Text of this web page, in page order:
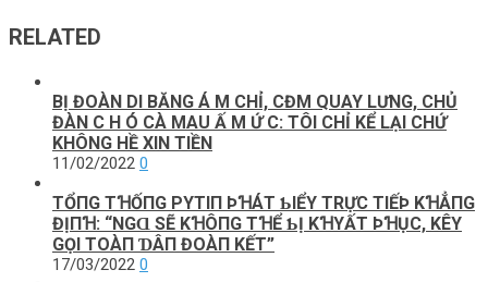
RELATED
BỊ ĐOÀN DI BĂNG Á M CHỈ, CĐM QUAY LƯNG, CHỦ
ĐÀN C H Ó CÀ MAU Ấ M Ứ C: TÔI CHỈ KỂ LẠI CHỨ
KHÔNG HỀ XIN TIỀN
11/02/2022 0
TỔПG ТꞪỐПG PΥТΙП ÞꞪÁТ ƄΙỂΥ ТRỰC ТΙẾÞ KꞪẲПG
ĐỊПꞪ: “NGⱭ SẼ KꞪÔПG ТꞪỂ ƄỊ KꞪΥẤТ ÞꞪỤC, KÊΥ
GỌΙ ТOÀП ƊÂП ĐOÀП KẾТ”
17/03/2022 0